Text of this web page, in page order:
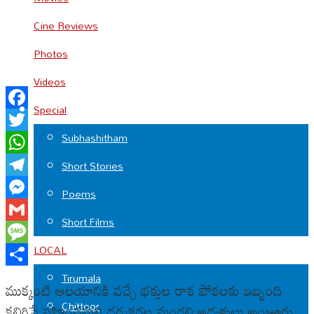
Cine Reviews
Photos
Videos
Special
Subhashitham
Short Stories
Poems
Short Films
LOCAL
Tirumala
Chittoor
Facebook
Twitter
WhatsApp
Telegram
Messenger
Gmail
Message
ముక్కంటి ఆలయానికి వచ్చే భక్తుల రాక పోకలకు ఇబ్బంది